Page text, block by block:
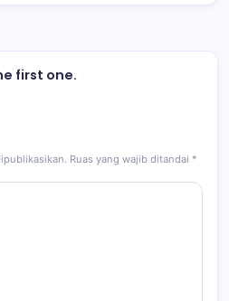
first one.
Ruas yang wajib ditandai *